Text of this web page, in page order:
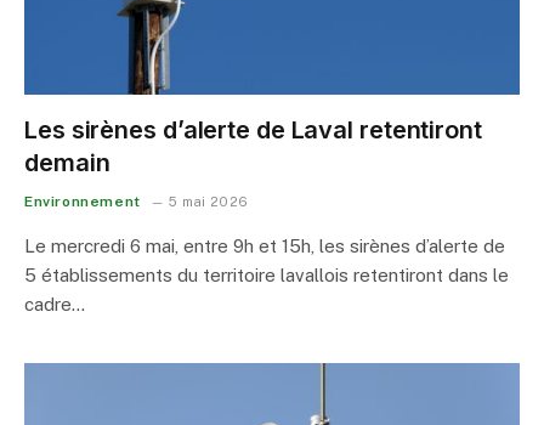
Les sirènes d’alerte de Laval retentiront
demain
Environnement 5 mai 2026
Le mercredi 6 mai, entre 9h et 15h, les sirènes d’alerte de
5 établissements du territoire lavallois retentiront dans le
cadre…